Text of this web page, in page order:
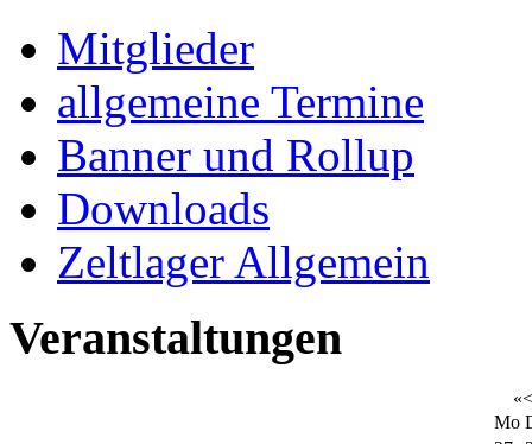
Mitglieder
allgemeine Termine
Banner und Rollup
Downloads
Zeltlager Allgemein
Veranstaltungen
«<
Mo